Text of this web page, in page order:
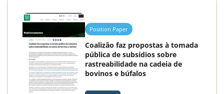
Position Paper
Coalizão faz propostas à tomada
pública de subsídios sobre
rastreabilidade na cadeia de
bovinos e búfalos